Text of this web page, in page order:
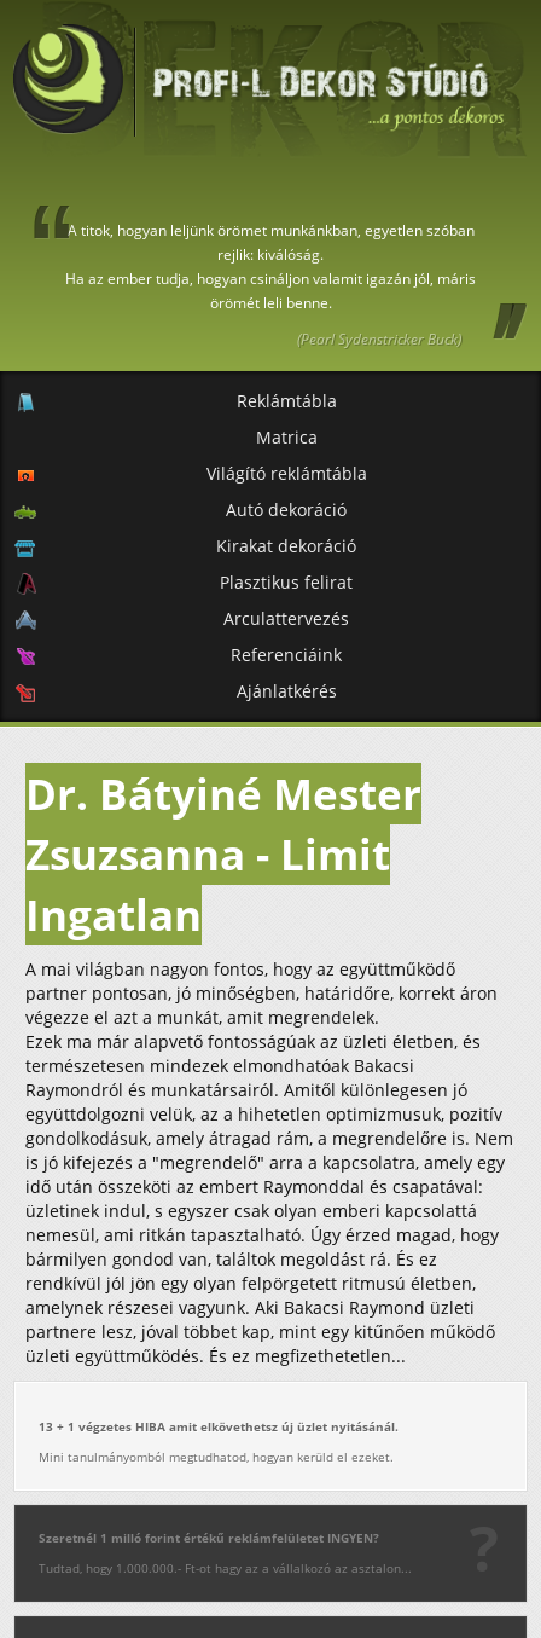
A titok, hogyan leljünk örömet munkánkban, egyetlen szóban
rejlik: kiválóság.
Ha az ember tudja, hogyan csináljon valamit igazán jól, máris
örömét leli benne.
(Pearl Sydenstricker Buck)
Reklámtábla
Matrica
Világító reklámtábla
Autó dekoráció
Kirakat dekoráció
Plasztikus felirat
Arculattervezés
Referenciáink
Ajánlatkérés
Dr. Bátyiné Mester
Zsuzsanna - Limit
Ingatlan
A mai világban nagyon fontos, hogy az együttműködő
partner pontosan, jó minőségben, határidőre, korrekt áron
végezze el azt a munkát, amit megrendelek.
Ezek ma már alapvető fontosságúak az üzleti életben, és
természetesen mindezek elmondhatóak Bakacsi
Raymondról és munkatársairól. Amitől különlegesen jó
együttdolgozni velük, az a hihetetlen optimizmusuk, pozitív
gondolkodásuk, amely átragad rám, a megrendelőre is. Nem
is jó kifejezés a "megrendelő" arra a kapcsolatra, amely egy
idő után összeköti az embert Raymonddal és csapatával:
üzletinek indul, s egyszer csak olyan emberi kapcsolattá
nemesül, ami ritkán tapasztalható. Úgy érzed magad, hogy
bármilyen gondod van, találtok megoldást rá. És ez
rendkívül jól jön egy olyan felpörgetett ritmusú életben,
amelynek részesei vagyunk. Aki Bakacsi Raymond üzleti
partnere lesz, jóval többet kap, mint egy kitűnően működő
üzleti együttműködés. És ez megfizethetetlen...
13 + 1 végzetes HIBA amit elkövethetsz új üzlet nyitásánál.
Mini tanulmányomból megtudhatod, hogyan kerüld el ezeket.
Szeretnél 1 milló forint értékű reklámfelületet INGYEN?
Tudtad, hogy 1.000.000.- Ft-ot hagy az a vállalkozó az asztalon...